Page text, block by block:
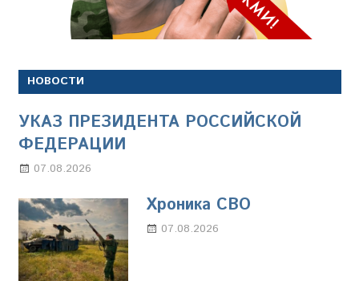
НОВОСТИ
УКАЗ ПРЕЗИДЕНТА РОССИЙСКОЙ
ФЕДЕРАЦИИ
07.08.2026
Хроника СВО
07.08.2026